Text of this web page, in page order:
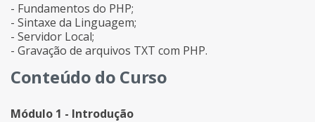
- Fundamentos do PHP;
- Sintaxe da Linguagem;
- Servidor Local;
- Gravação de arquivos TXT com PHP.
Conteúdo do Curso
Módulo 1 - Introdução